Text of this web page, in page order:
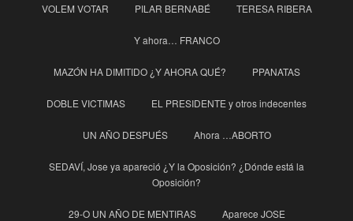
VOLEM VOTAR PILAR BERNABÉ TERESA RIBERA
Y ahora… FRANCO
MAZÓN HA DIMITIDO ¿Y AHORA QUÉ? PPANATAS
DOBLE VICTIMAS EL PRESIDENTE y otros indecentes
UN AÑO DESPUÉS Ahora …ABORTO
SEDAVÍ, Jose ya apareció ¿Y la Oposición? ¿Dónde está la
Oposición?
29-O UN AÑO DE MENTIRAS Aparece JOSE